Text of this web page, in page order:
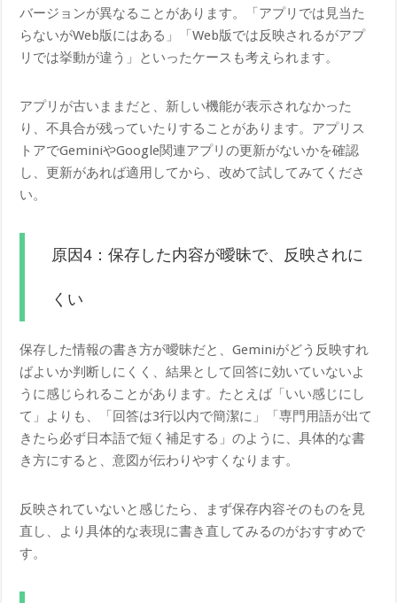
バージョンが異なることがあります。「アプリでは見当た
らないがWeb版にはある」「Web版では反映されるがアプ
リでは挙動が違う」といったケースも考えられます。
アプリが古いままだと、新しい機能が表示されなかった
り、不具合が残っていたりすることがあります。アプリス
トアでGeminiやGoogle関連アプリの更新がないかを確認
し、更新があれば適用してから、改めて試してみてくださ
い。
原因4：保存した内容が曖昧で、反映されに
くい
保存した情報の書き方が曖昧だと、Geminiがどう反映すれ
ばよいか判断しにくく、結果として回答に効いていないよ
うに感じられることがあります。たとえば「いい感じにし
て」よりも、「回答は3行以内で簡潔に」「専門用語が出て
きたら必ず日本語で短く補足する」のように、具体的な書
き方にすると、意図が伝わりやすくなります。
反映されていないと感じたら、まず保存内容そのものを見
直し、より具体的な表現に書き直してみるのがおすすめで
す。